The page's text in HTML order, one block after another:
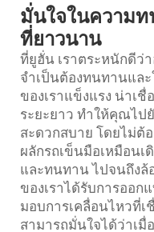
มั่นใจในความ
ที่ยาวนาน
ที่ยูฮั่น เราตระหนักดีว่
จำเป็นต้องทนทานแล
ของเราแข็งแรง น่าเ
ระยะยาว ทำให้คุณไป
สะดวกสบาย โดยไม่ต้
ผลักรถเข็นมือเหมือนเ
และทนทาน ไปจนถึง
ของเราได้รับการออ
มอบการเคลื่อนไหวที่
สามารถมั่นใจได้ว่าเ